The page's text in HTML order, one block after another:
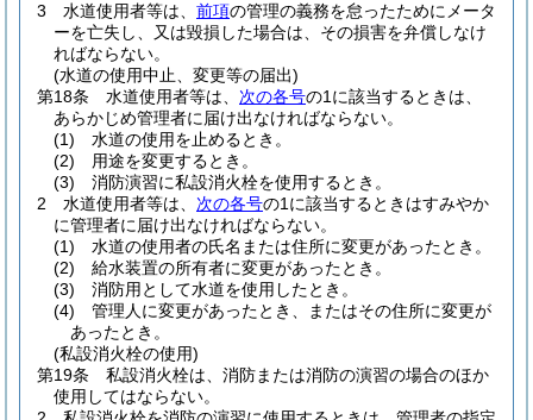
3
水道使用者等は、 前項の管理の義務を怠ったためにメータ
ーを亡失し、又は毀損した場合は、その損害を弁償しなけ
ればならない。
(水道の使用中止、変更等の届出)
第18条
水道使用者等は、 次の各号の1に該当するときは、
あらかじめ管理者に届け出なければならない。
(1)
水道の使用を止めるとき。
(2)
用途を変更するとき。
(3)
消防演習に私設消火栓を使用するとき。
2
水道使用者等は、 次の各号の1に該当するときはすみやか
に管理者に届け出なければならない。
(1)
水道の使用者の氏名または住所に変更があったとき。
(2)
給水装置の所有者に変更があったとき。
(3)
消防用として水道を使用したとき。
(4)
管理人に変更があったとき、またはその住所に変更が
あったとき。
(私設消火栓の使用)
第19条
私設消火栓は、消防または消防の演習の場合のほか
使用してはならない。